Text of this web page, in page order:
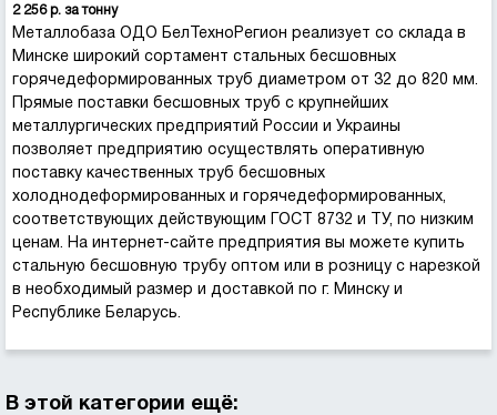
2 256 р. за тонну
Металлобаза ОДО БелТехноРегион реализует со склада в
Минске широкий сортамент стальных бесшовных
горячедеформированных труб диаметром от 32 до 820 мм.
Прямые поставки бесшовных труб с крупнейших
металлургических предприятий России и Украины
позволяет предприятию осуществлять оперативную
поставку качественных труб бесшовных
холоднодеформированных и горячедеформированных,
соответствующих действующим ГОСТ 8732 и ТУ, по низким
ценам. На интернет-сайте предприятия вы можете купить
стальную бесшовную трубу оптом или в розницу с нарезкой
в необходимый размер и доставкой по г. Минску и
Республике Беларусь.
В этой категории ещё: